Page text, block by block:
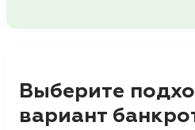
Выберите
вариант